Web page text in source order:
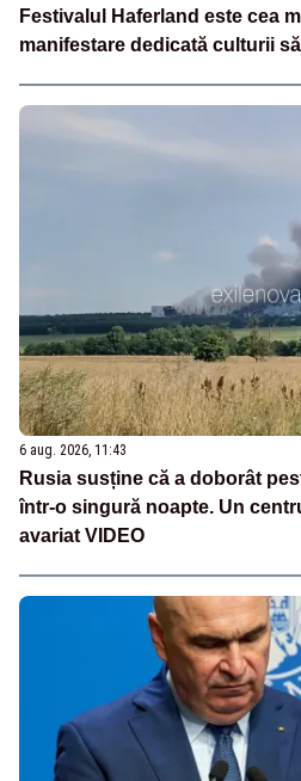
Festivalul Haferland este cea
manifestare dedicată culturii
6 aug. 2026, 11:43
Rusia susține că a doborât
într-o singură noapte. Un
avariat VIDEO